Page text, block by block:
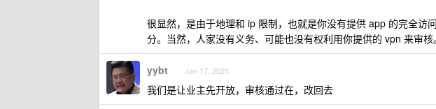
很显然，是由于地理和 ip 限制，也就是你没有提供 app 的完全访
分。当然，人家没有义务、可能也没有权利用你提供的 vpn 来审
yybt Jan 17, 2025
我们是让业主先开放，审核通过在，改回去